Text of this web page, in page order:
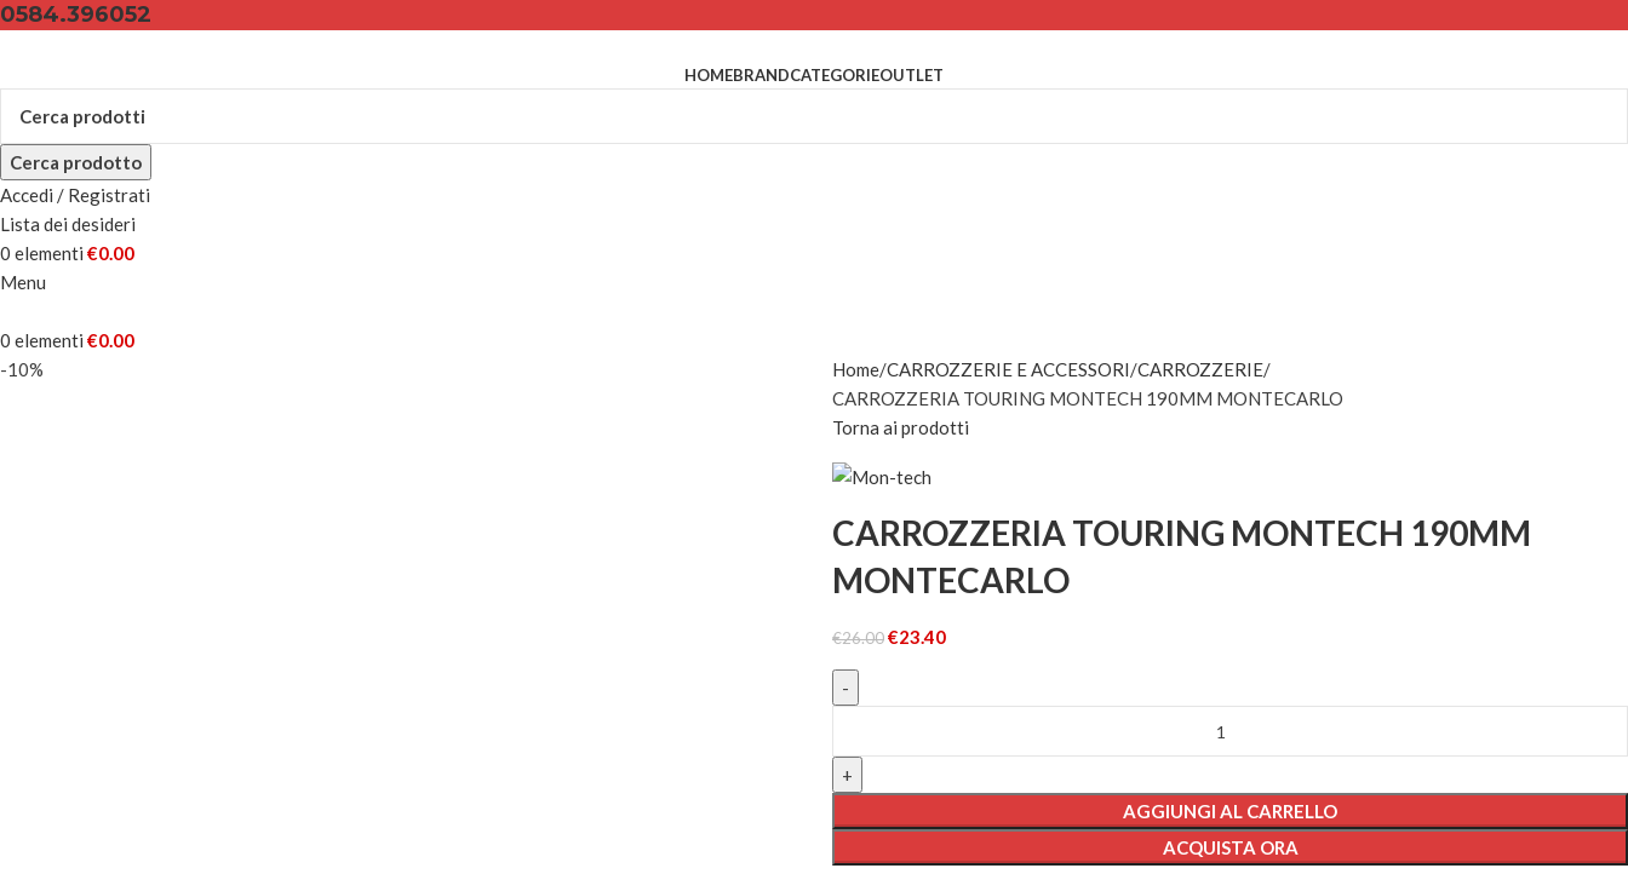
0584.396052
HOMEBRANDCATEGORIEOUTLET
Cerca prodotto
Accedi / Registrati
Lista dei desideri
0 elementi €0.00
Menu
0 elementi €0.00
-10%
Home CARROZZERIE E ACCESSORI CARROZZERIE
CARROZZERIA TOURING MONTECH 190MM MONTECARLO
Torna ai prodotti
CARROZZERIA TOURING MONTECH 190MM
MONTECARLO
€26.00€23.40
AGGIUNGI AL CARRELLO
ACQUISTA ORA